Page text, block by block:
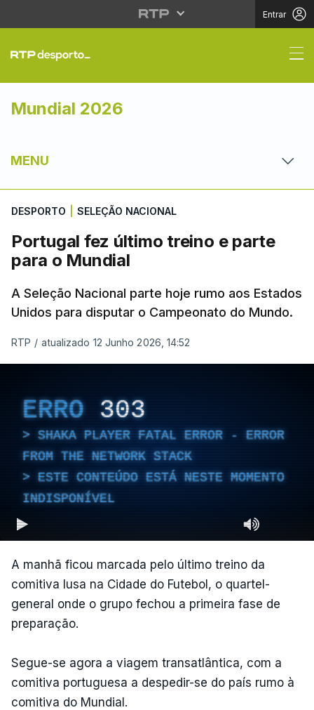
Entrar
Portugal fez último
Mundial 2026
MENU
DESPORTO SELEÇÃO NACIONAL
Portugal fez último treino e parte
para o Mundial
A Seleção Nacional parte hoje rumo aos Estados
Unidos para disputar o Campeonato do Mundo.
RTP / atualizado 12 Junho 2026, 14:52
ERRO 303
SHAKA PLAYER FATAL ERROR - ERROR
FROM THE NETWORK STACK
ESTE CONTEÚDO ESTÁ NESTE MOMENTO
INDISPONÍVEL
A manhã ficou marcada pelo último treino da
comitiva lusa na Cidade do Futebol, o quartel-
general onde o grupo fechou a primeira fase de
preparação.
Segue-se agora a viagem transatlântica, com a
comitiva portuguesa a despedir-se do país rumo à
comitiva do Mundial.